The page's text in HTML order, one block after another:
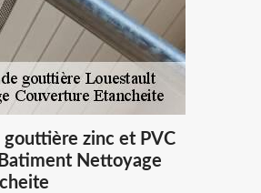
gouttière zinc et PVC
Nettoyage